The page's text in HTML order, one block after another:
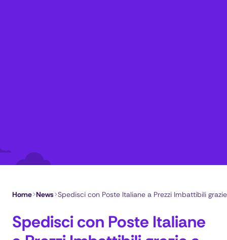
Home>News>Spedisci con Poste Italiane a Prezzi Imbattibili
Spedisci con Poste Italiane